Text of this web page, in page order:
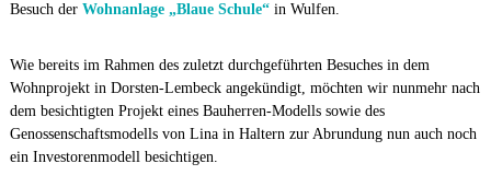
Besuch der Wohnanlage „Blaue Schule“in Wulfen.
Wie bereits im Rahmen des zuletzt durchgeführten Besuches in dem
Wohnprojekt in Dorsten-Lembeck angekündigt, möchten wir nunmehr nach
dem besichtigten Projekt eines Bauherren-Modells sowie des
Genossenschaftsmodells von Lina in Haltern zur Abrundung nun auch noch
ein Investorenmodell besichtigen.